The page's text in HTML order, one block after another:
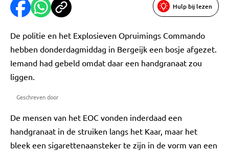
Hulp bij lezen
De politie en het Explosieven Opruimings Commando
hebben donderdagmiddag in Bergeijk een bosje afgezet.
Iemand had gebeld omdat daar een handgranaat zou
liggen.
Geschreven door
De mensen van het EOC vonden inderdaad een
handgranaat in de struiken langs het Kaar, maar het
bleek een sigarettenaansteker te zijn in de vorm van een